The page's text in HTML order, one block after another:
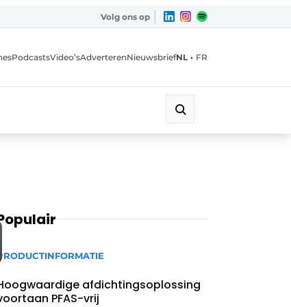
Volg ons op
PodcastsVideo’sAdverterenNieuwsbriefNL • FR
PRODUCTINFORMATIE
afdichtingsoplossing
PFAS-vrij